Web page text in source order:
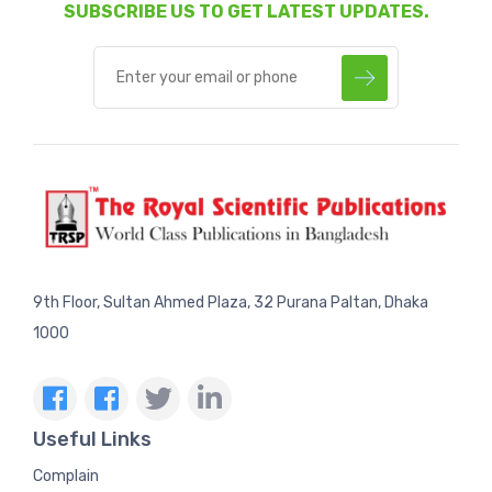
SUBSCRIBE US TO GET LATEST UPDATES.
9th Floor, Sultan Ahmed Plaza, 32 Purana Paltan, Dhaka
1000
Useful Links
Complain